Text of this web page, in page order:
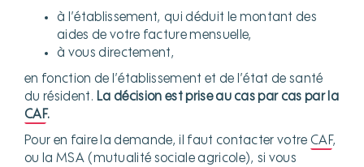
à l’établissement, qui déduit le montant des
aides de votre facture mensuelle,
à vous directement,
en fonction de l’établissement et de l’état de santé
du résident. La décision est prise au cas par cas par la
CAF.
Pour en faire la demande, il faut contacter votre CAF,
ou la MSA (mutualité sociale agricole), si vous